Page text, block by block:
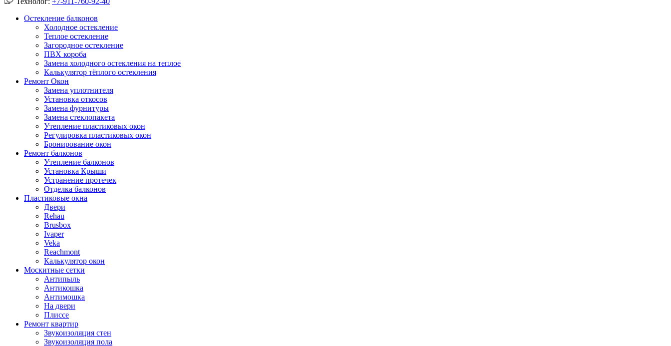
Остекление балконов
Холодное остекление
Теплое остекление
Загородное остекление
ПВХ короба
Замена холодного остекления на теплое
Калькулятор тёплого остекления
Ремонт Окон
Замена уплотнителя
Установка откосов
Замена фурнитуры
Замена стеклопакета
Утепление пластиковых окон
Регулировка пластиковых окон
Бронирование окон
Ремонт балконов
Утепление балконов
Установка Крыши
Устранение протечек
Отделка балконов
Пластиковые окна
Двери
Rehau
Brusbox
Ivaper
Veka
Reachmont
Калькулятор окон
Москитные сетки
Антипыль
Антикошка
Антимошка
На двери
Плиссе
Ремонт квартир
Звукоизоляция стен
Звукоизоляция пола